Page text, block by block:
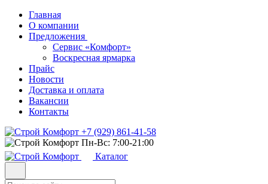
Главная
О компании
Предложения
Сервис «Комфорт»
Воскресная ярмарка
Прайс
Новости
Доставка и оплата
Вакансии
Контакты
+7 (929) 861-41-58
Пн-Вс: 7:00-21:00
Каталог